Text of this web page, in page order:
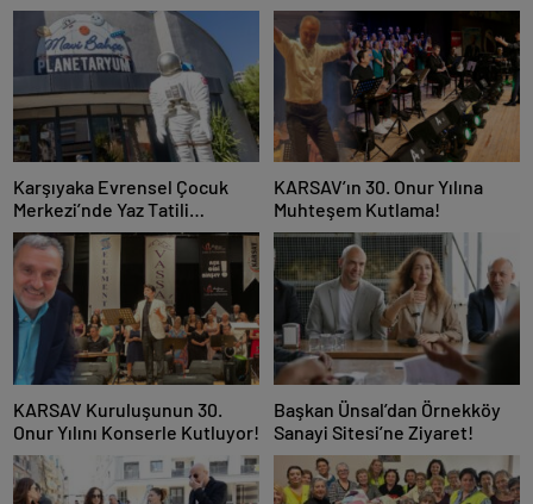
Karşıyaka Evrensel Çocuk
Merkezi’nde Yaz Tatili
Dopdolu Geçecek!
KARSAV’ın 30. Onur Yılına
Muhteşem Kutlama!
KARSAV Kuruluşunun 30.
Onur Yılını Konserle Kutluyor!
Başkan Ünsal’dan Örnekköy
Sanayi Sitesi’ne Ziyaret!